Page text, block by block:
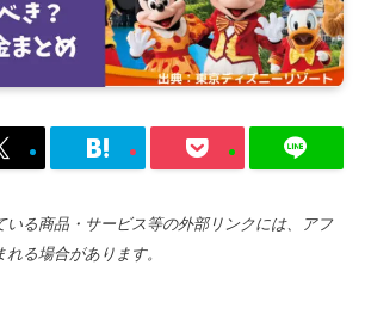
る商品・サービス等の外部リンクには、アフ
る場合があります。